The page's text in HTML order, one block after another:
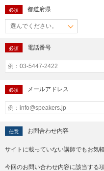
必須 都道府県
必須 電話番号
必須 メールアドレス
任意 お問合わせ内容
サイトに載っていない講師でもお気
今回のお問い合わせ内容に該当する